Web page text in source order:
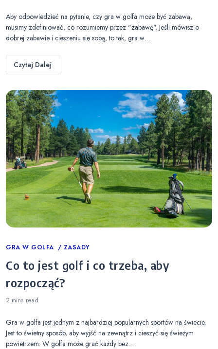
Aby odpowiedzieć na pytanie, czy gra w golfa może być zabawą,
musimy zdefiniować, co rozumiemy przez "zabawę". Jeśli mówisz o
dobrej zabawie i cieszeniu się sobą, to tak, gra w…
Czytaj Dalej
Categories
GRA W GOLFA ZASADY
Co to jest golf i co trzeba, aby
rozpocząć?
2 mins read
Gra w golfa jest jednym z najbardziej popularnych sportów na świecie.
Jest to świetny sposób, aby wyjść na zewnątrz i cieszyć się świeżym
powietrzem. W golfa może grać każdy bez…